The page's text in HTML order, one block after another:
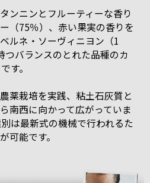
ンニンとフルーティーな香り
（75％）、赤い果実の香りを
ルネ・ソーヴィニヨン（1
つバランスのとれた品種のカ
す。
薬栽培を実践、粘土石灰質と
南西に向かって広がっていま
は最新式の機械で行われるた
可能です。